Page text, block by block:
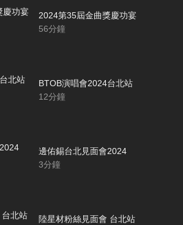
2024第35屆金曲獎慶功宴
56分鐘
BTOB演唱會2024台北站
12分鐘
邊佑錫台北見面會2024
3分鐘
陸星材粉絲見面會 台北站